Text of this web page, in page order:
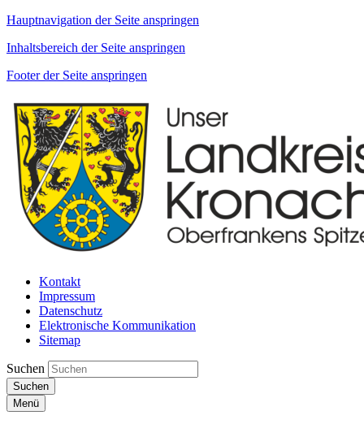
Hauptnavigation der Seite anspringen
Inhaltsbereich der Seite anspringen
Footer der Seite anspringen
Kontakt
Impressum
Datenschutz
Elektronische Kommunikation
Sitemap
Suchen
Suchen
Menü